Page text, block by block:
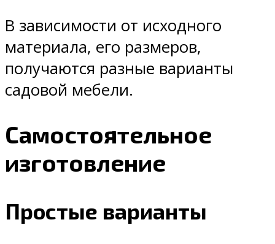
В зависимости от исходного
материала, его размеров,
получаются разные варианты
садовой мебели.
Самостоятельное
изготовление
Простые варианты